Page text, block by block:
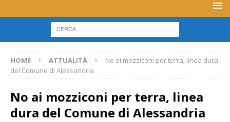
HOME ATTUALITÀ
No ai mozziconi per terra, linea dura
del Comune di Alessandria
No ai mozziconi per terra, linea
dura del Comune di Alessandria